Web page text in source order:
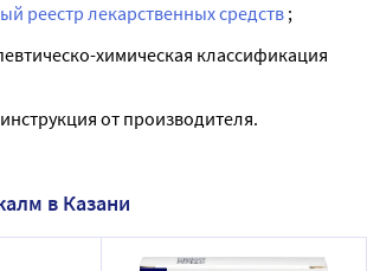
реестр лекарственных средств ;
химическая классификация
от производителя.
в Казани